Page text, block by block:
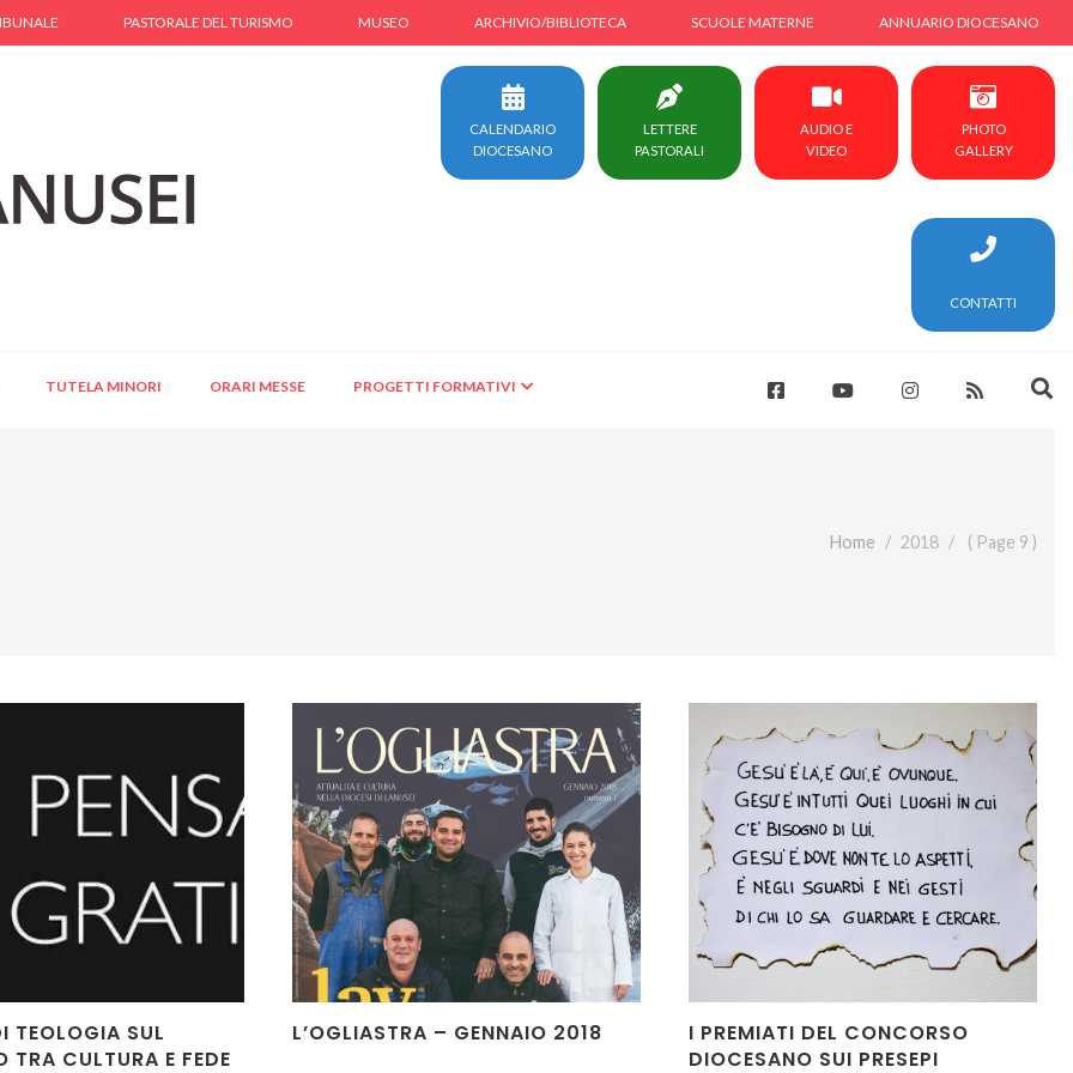
PASTORALE DEL TURISMO MUSEO ARCHIVIO/BIBLIOTECA SCUOLE MATERNE ANNUARIO DIOCESANO
CALENDARIO
DIOCESANO
LETTERE
PASTORALI
AUDIO E
VIDEO
PHOTO
GALLERY
CONTATTI
TUTELA MINORI ORARI MESSE PROGETTI FORMATIVI
Home 2018 ( Page 9 )
TEOLOGIA SUL
TRA CULTURA E FEDE
L’OGLIASTRA – GENNAIO 2018
I PREMIATI DEL CONCORSO
DIOCESANO SUI PRESEPI